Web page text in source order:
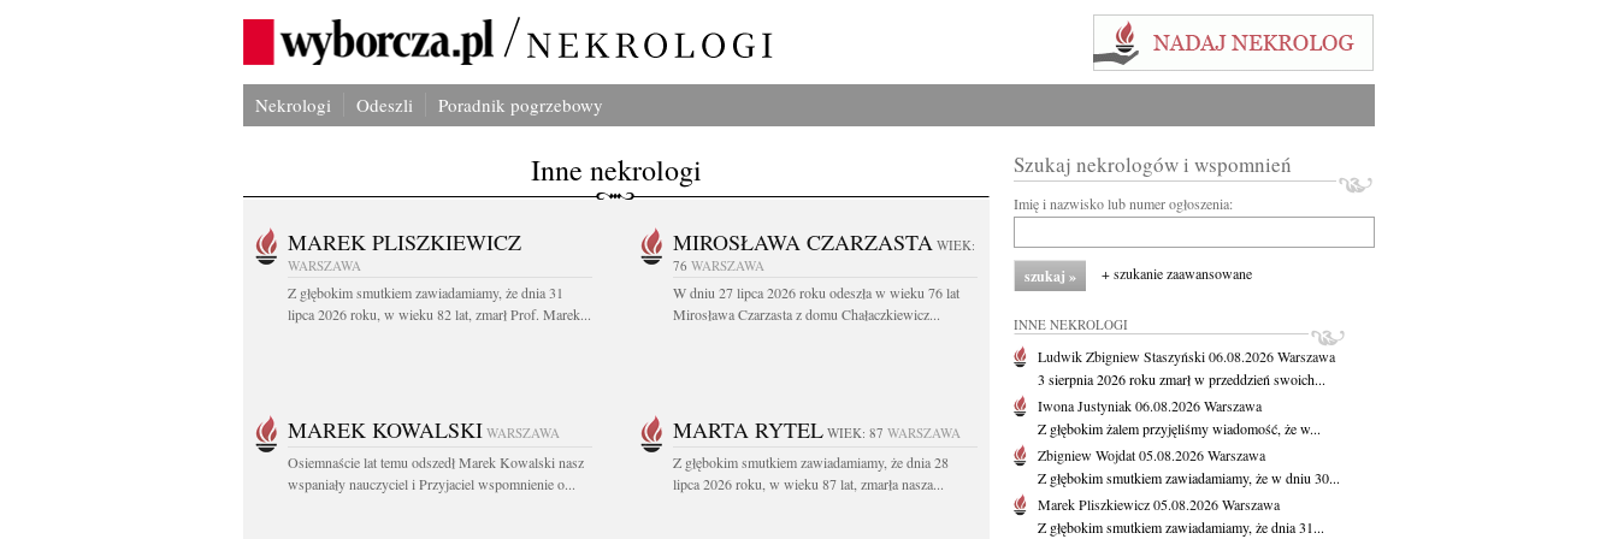
Nekrologi Odeszli Poradnik pogrzebowy
Inne nekrologi
MAREK PLISZKIEWICZ
WARSZAWA
Z głębokim smutkiem zawiadamiamy, że dnia 31
lipca 2026 roku, w wieku 82 lat, zmarł Prof. Marek...
MIROSŁAWA CZARZASTA WIEK:
76 WARSZAWA
W dniu 27 lipca 2026 roku odeszła w wieku 76 lat
Mirosława Czarzasta z domu Chałaczkiewicz...
MAREK KOWALSKI WARSZAWA
Osiemnaście lat temu odszedł Marek Kowalski nasz
wspaniały nauczyciel i Przyjaciel wspomnienie o...
MARTA RYTEL WIEK: 87 WARSZAWA
Z głębokim smutkiem zawiadamiamy, że dnia 28
lipca 2026 roku, w wieku 87 lat, zmarła nasza...
Szukaj nekrologów i wspomnień
Imię i nazwisko lub numer ogłoszenia:
+ szukanie zaawansowane
INNE NEKROLOGI
Ludwik Zbigniew Staszyński06.08.2026Warszawa
3 sierpnia 2026 roku zmarł w przeddzień swoich...
Iwona Justyniak06.08.2026Warszawa
Z głębokim żalem przyjęliśmy wiadomość, że w...
Zbigniew Wojdat05.08.2026Warszawa
Z głębokim smutkiem zawiadamiamy, że w dniu 30...
Marek Pliszkiewicz05.08.2026Warszawa
Z głębokim smutkiem zawiadamiamy, że dnia 31...